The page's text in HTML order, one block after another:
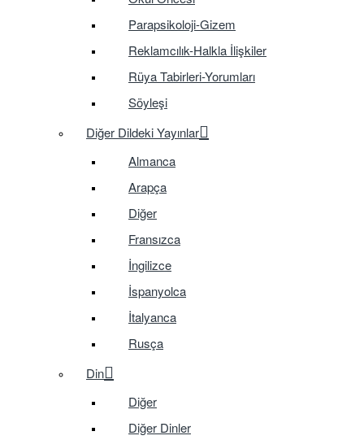
Parapsikoloji-Gizem
Reklamcılık-Halkla İlişkiler
Rüya Tabirleri-Yorumları
Söyleşi
Diğer Dildeki Yayınlar
Almanca
Arapça
Diğer
Fransızca
İngilizce
İspanyolca
İtalyanca
Rusça
Din
Diğer
Diğer Dinler